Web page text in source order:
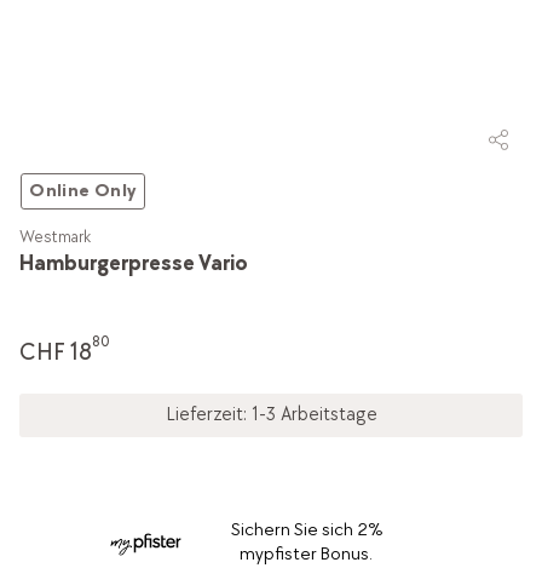
Online Only
Hamburgerpresse Vario
Westmark
CHF 1880
Lieferzeit: 1-3 Arbeitstage
Sichern Sie sich 2%
mypfister Bonus.